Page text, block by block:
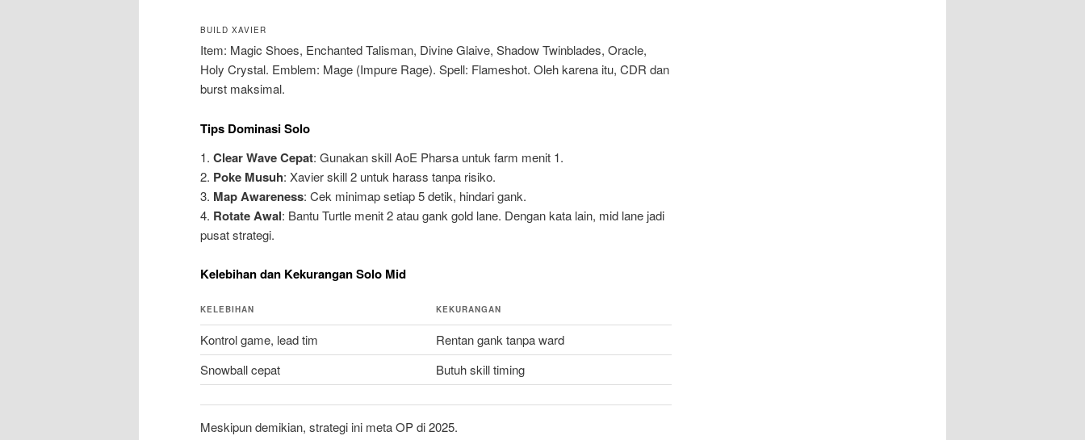
BUILD XAVIER
Item: Magic Shoes, Enchanted Talisman, Divine Glaive, Shadow Twinblades, Oracle,
Holy Crystal. Emblem: Mage (Impure Rage). Spell: Flameshot. Oleh karena itu, CDR dan
burst maksimal.
Tips Dominasi Solo
1. Clear Wave Cepat: Gunakan skill AoE Pharsa untuk farm menit 1.
2. Poke Musuh: Xavier skill 2 untuk harass tanpa risiko.
3. Map Awareness: Cek minimap setiap 5 detik, hindari gank.
4. Rotate Awal: Bantu Turtle menit 2 atau gank gold lane. Dengan kata lain, mid lane jadi
pusat strategi.
Kelebihan dan Kekurangan Solo Mid
KELEBIHAN KEKURANGAN
Kontrol game, lead tim
Rentan gank tanpa ward
Snowball cepat
Butuh skill timing
Meskipun demikian, strategi ini meta OP di 2025.